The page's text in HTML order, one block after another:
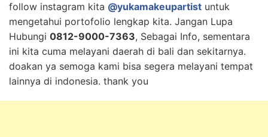
follow instagram kita @yukamakeupartist untuk
mengetahui portofolio lengkap kita. Jangan Lupa
Hubungi 0812-9000-7363, Sebagai Info, sementara
ini kita cuma melayani daerah di bali dan sekitarnya.
doakan ya semoga kami bisa segera melayani tempat
lainnya di indonesia. thank you